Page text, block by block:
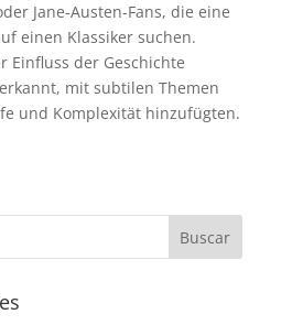
Jane-Austen-Fans, die eine
einen Klassiker suchen.
Einfluss der Geschichte
mit subtilen Themen
und Komplexität hinzufügten.